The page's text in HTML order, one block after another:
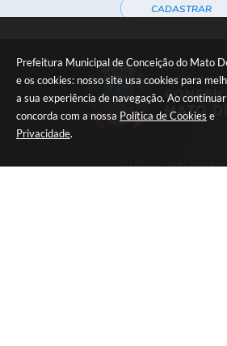
Prefeitura Municipal de Conceição do Mato
e os cookies: nosso site usa cookies para
a sua experiência de navegação. Ao
concorda com a nossa Política de Cookies e
Privacidade.
CADASTRAR
Telefone: (31) 3868-